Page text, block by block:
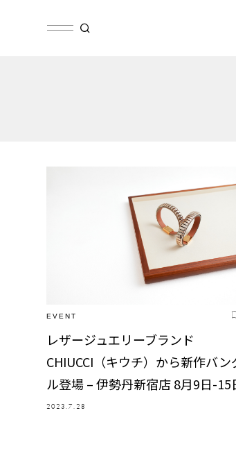
EVENT
レザージュエリーブランド
CHIUCCI（キウチ）から新作バン
ル登場 – 伊勢丹新宿店 8月9日-15
2023.7.28